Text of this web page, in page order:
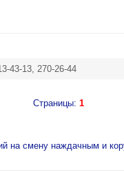
43-13, 270-26-44
Страницы: 1
на смену наждачным и